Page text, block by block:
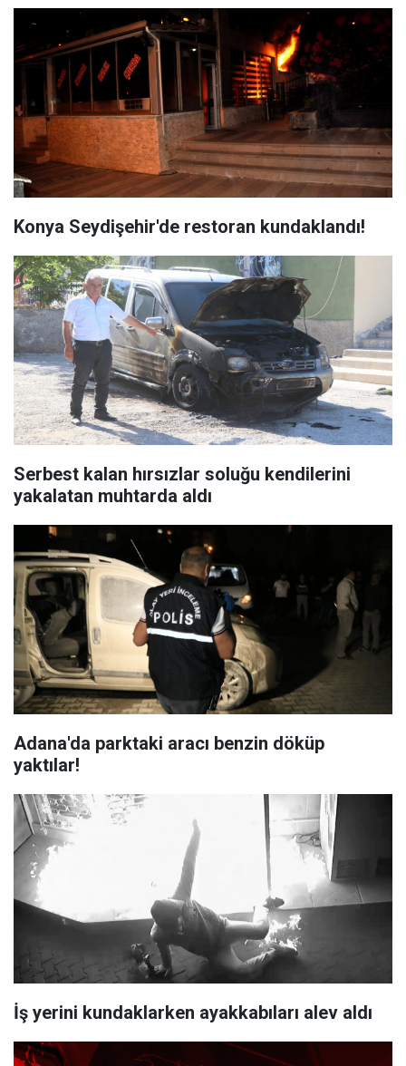
Konya Seydişehir'de restoran kundaklandı!
Serbest kalan hırsızlar soluğu kendilerini
yakalatan muhtarda aldı
Adana'da parktaki aracı benzin döküp
yaktılar!
İş yerini kundaklarken ayakkabıları alev aldı